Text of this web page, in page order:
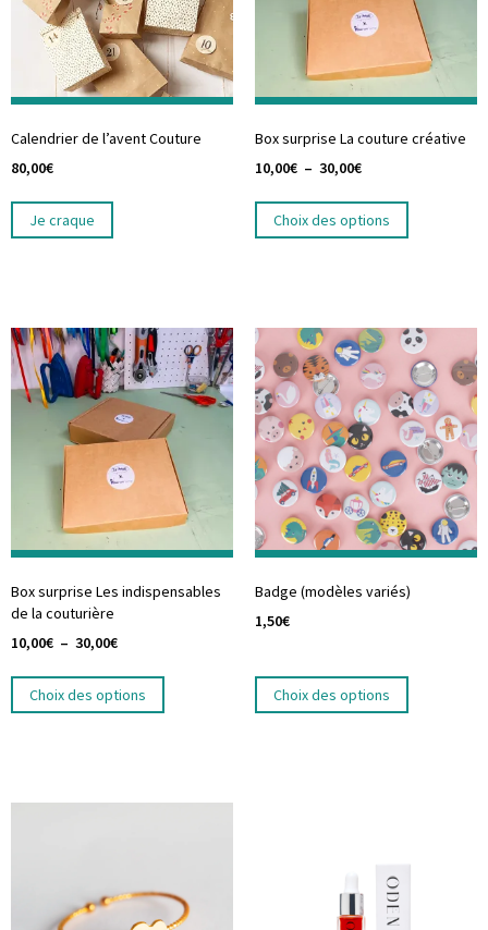
Calendrier de l’avent Couture
80,00€
Je craque
Box surprise La couture créative
10,00€ – 30,00€
Choix des options
Box surprise Les indispensables
de la couturière
10,00€ – 30,00€
Choix des options
Badge (modèles variés)
1,50€
Choix des options